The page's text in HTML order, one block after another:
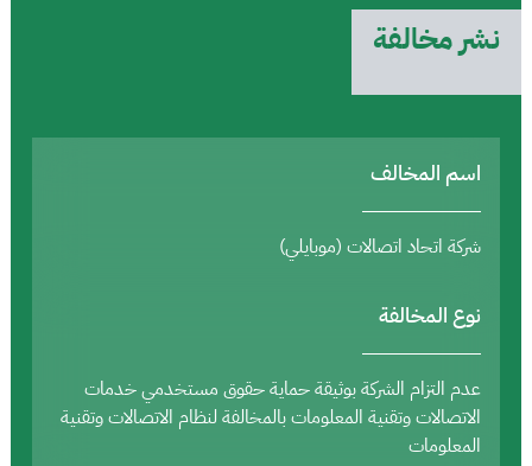
نشر مخالفة
اسم المخالف
شركة اتحاد اتصالات (موبايلي)
نوع المخالفة
عدم التزام الشركة بوثيقة حماية حقوق مستخدمي خدمات
الاتصالات وتقنية المعلومات بالمخالفة لنظام الاتصالات وتقنية
المعلومات